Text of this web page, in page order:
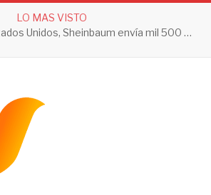
LO MAS VISTO
Tras presión de Estados Unidos, Sheinbaum envía mil 500 soldados a Michoacán